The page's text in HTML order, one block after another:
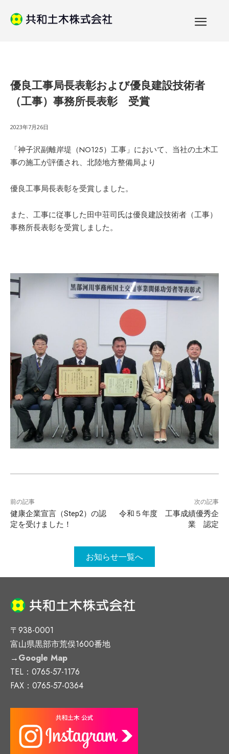
優良工事局長表彰および優良建設技術者
（工事）事務所長表彰 受賞
2023年7月26日
「神子沢副離岸堤（NO125）工事」において、当社の土木工
事の施工が評価され、北陸地方整備局より
優良工事局長表彰を受賞しました。
また、工事に従事した田中荘司氏は優良建設技術者（工事）
事務所長表彰を受賞しました。
前の記事
健康企業宣言（Step2）の認
定を受けました！
次の記事
令和５年度 工事成績優秀企
業 認定
お知らせ一覧へ
〒938-0001
富山県黒部市荒俣1600番地
→Google Map
TEL：0765-57-1176
FAX：0765-57-0364